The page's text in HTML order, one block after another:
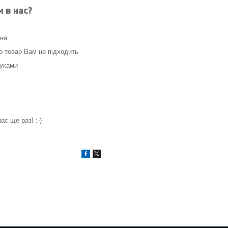
нас?
Вам не підходить
ще раз! :-)